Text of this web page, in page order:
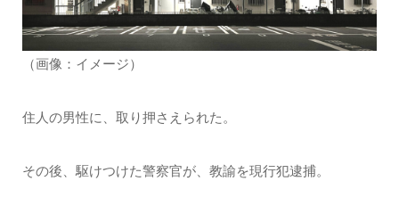
（画像：イメージ）
住人の男性に、取り押さえられた。
その後、駆けつけた警察官が、教諭を現行犯逮捕。